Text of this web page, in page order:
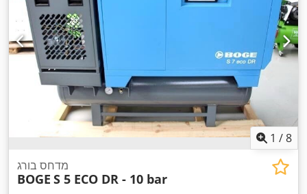
1 /8
מדחס בורג
BOGE S 5 ECO DR - 10 bar